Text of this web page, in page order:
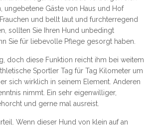
ungebetene Gäste von Haus und Hof
und bellt laut und furchterregend
sollten Sie Ihren Hund unbedingt
Sie für liebevolle Pflege gesorgt haben.
doch diese Funktion reicht ihm bei weitem
Sportler Tag für Tag Kilometer um
sich wirklich in seinem Element. Anderen
nimmt. Ein sehr eigenwilliger,
und gerne mal ausreist.
Wenn dieser Hund von klein auf an